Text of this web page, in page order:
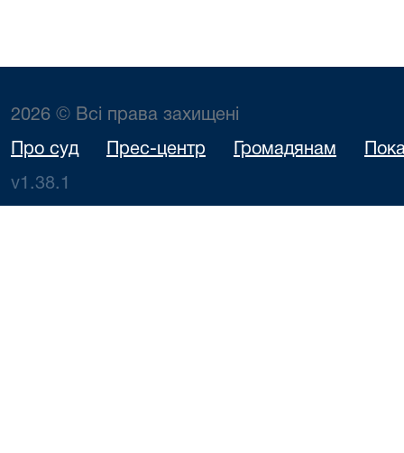
2026 © Всі права захищені
Про суд Прес-центр Громадянам
v1.38.1